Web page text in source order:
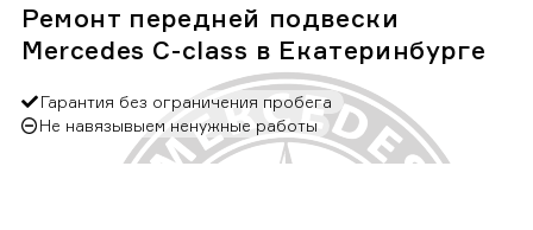
Ремонт передней подвески
Mercedes C-class в Екатеринбурге
Гарантия без ограничения пробега
Не навязывыем ненужные работы